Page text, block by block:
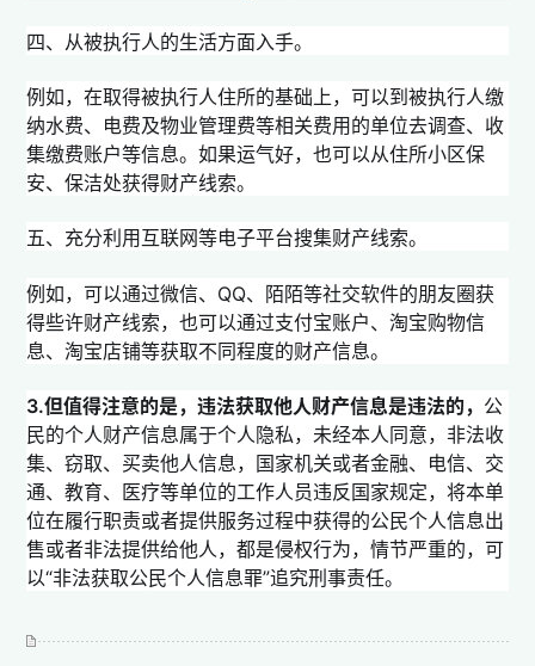
四、从被执行人的生活方面入手。
例如，在取得被执行人住所的基础上，可以到被执行人缴
纳水费、电费及物业管理费等相关费用的单位去调查、收
集缴费账户等信息。如果运气好，也可以从住所小区保
安、保洁处获得财产线索。
五、充分利用互联网等电子平台搜集财产线索。
例如，可以通过微信、QQ、陌陌等社交软件的朋友圈获
得些许财产线索，也可以通过支付宝账户、淘宝购物信
息、淘宝店铺等获取不同程度的财产信息。
3.但值得注意的是，违法获取他人财产信息是违法的， 公
民的个人财产信息属于个人隐私，未经本人同意，非法收
集、窃取、买卖他人信息，国家机关或者金融、电信、交
通、教育、医疗等单位的工作人员违反国家规定，将本单
位在履行职责或者提供服务过程中获得的公民个人信息出
售或者非法提供给他人，都是侵权行为，情节严重的，可
以“非法获取公民个人信息罪”追究刑事责任。